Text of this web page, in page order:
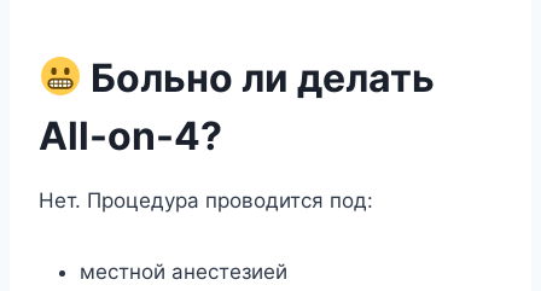
Больно ли делать
All-on-4?
Нет. Процедура проводится под:
местной анестезией